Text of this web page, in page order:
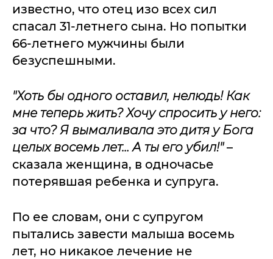
известно, что отец изо всех сил
спасал 31-летнего сына. Но попытки
66-летнего мужчины были
безуспешными.
"Хоть бы одного оставил, нелюдь! Как
мне теперь жить? Хочу спросить у него:
за что? Я вымаливала это дитя у Бога
целых восемь лет… А ты его убил!"–
сказала женщина, в одночасье
потерявшая ребенка и супруга.
По ее словам, они с супругом
пытались завести малыша восемь
лет, но никакое лечение не